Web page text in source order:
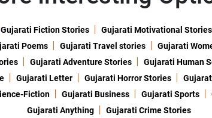
Gujarati Fiction Stories Gujarati Motivational Stories
Poems Gujarati Travel stories Gujarati
Gujarati Adventure Stories Gujarati Human
Gujarati Letter Gujarati Horror Stories
Fiction Gujarati Business Gujarati Sports
Gujarati Anything
Gujarati Crime Stories